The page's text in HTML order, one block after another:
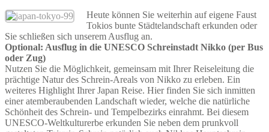
Heute können Sie weiterhin auf eigene Faust
Tokios bunte Städtelandschaft erkunden oder
Sie schließen sich unserem Ausflug an.
Optional: Ausflug in die UNESCO Schreinstadt Nikko (per Bus
oder Zug)
Nutzen Sie die Möglichkeit, gemeinsam mit Ihrer Reiseleitung die
prächtige Natur des Schrein-Areals von Nikko zu erleben. Ein
weiteres Highlight Ihrer Japan Reise. Hier finden Sie sich inmitten
einer atemberaubenden Landschaft wieder, welche die natürliche
Schönheit des Schrein- und Tempelbezirks einrahmt. Bei diesem
UNESCO-Weltkulturerbe erkunden Sie neben dem prunkvoll